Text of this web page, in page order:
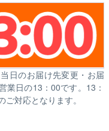
日のお届け先変更・お届
業日の13：00です。13：
対応となります。